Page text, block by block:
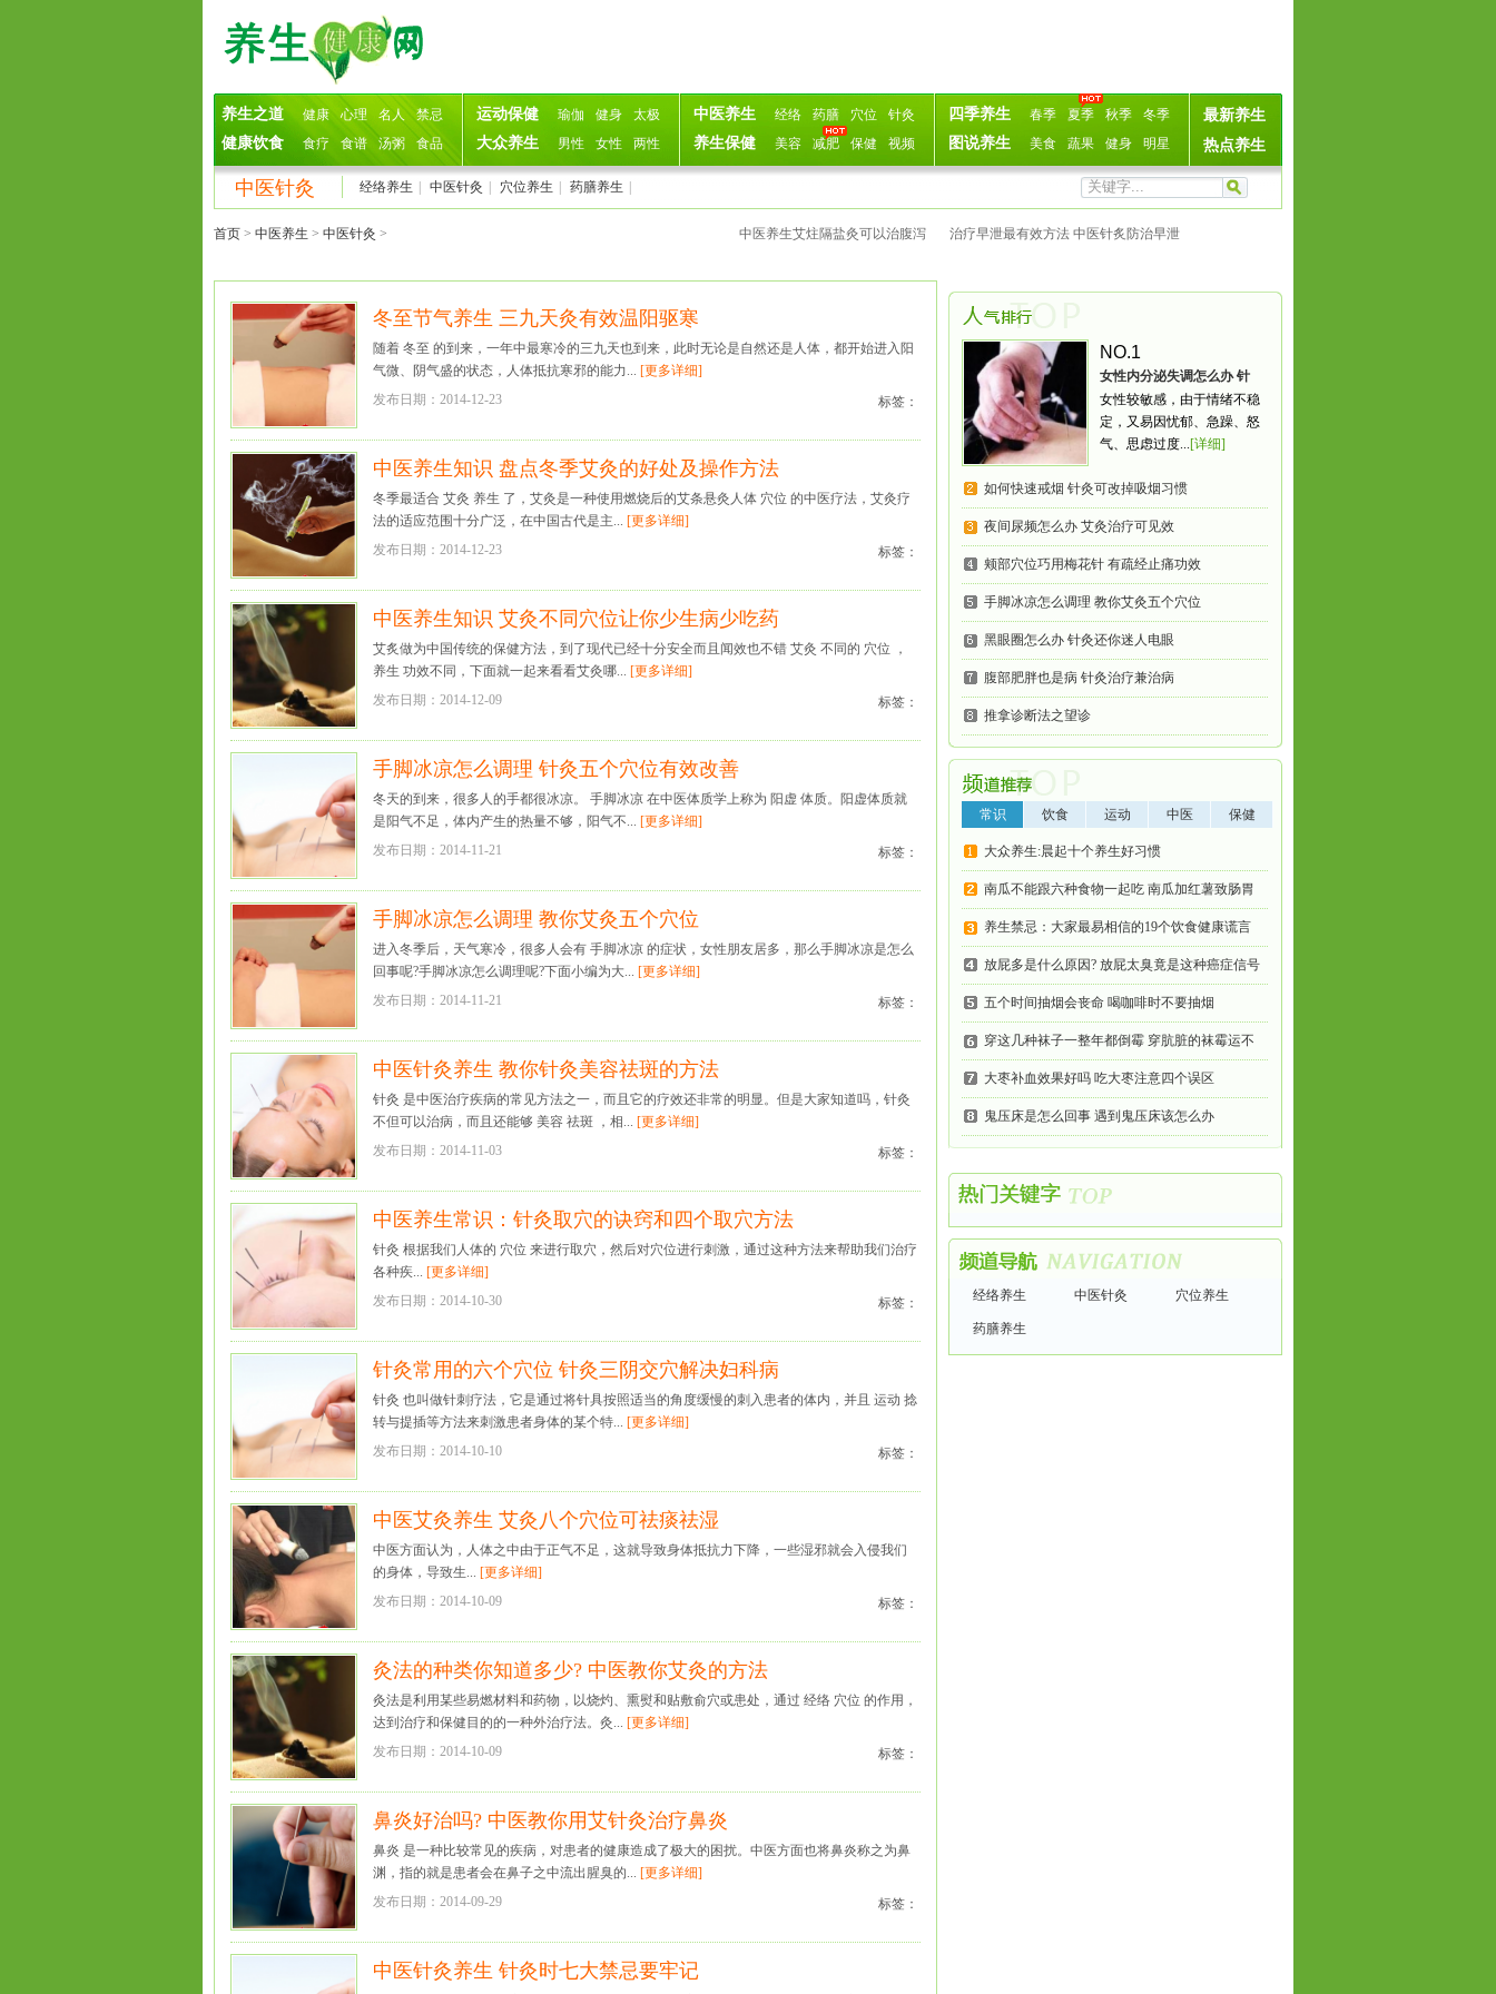
养生之道 健康 心理 名人 禁忌
健康饮食 食疗 食谱 汤粥 食品
运动保健 瑜伽 健身 太极
大众养生 男性 女性 两性
中医养生 经络 药膳 穴位 针灸
养生保健 美容 减肥 保健 视频
四季养生 春季 夏季 秋季 冬季
图说养生 美食 蔬果 健身 明星
最新养生
热点养生
中医针灸 经络养生 中医针灸 穴位养生 药膳养生
首页 > 中医养生 > 中医针灸 > 中医养生艾炷隔盐灸可以治腹泻 治疗早泄最有效方法 中医针炙防治早泄
冬至节气养生 三九天灸有效温阳驱寒
随着 冬至 的到来，一年中最寒冷的三九天也到来，此时无论是自然还是人体，都开始进入阳
气微、阴气盛的状态，人体抵抗寒邪的能力... [更多详细]
标签：
发布日期：2014-12-23
中医养生知识 盘点冬季艾灸的好处及操作方法
冬季最适合 艾灸 养生 了，艾灸是一种使用燃烧后的艾条悬灸人体 穴位 的中医疗法，艾灸疗
法的适应范围十分广泛，在中国古代是主... [更多详细]
标签：
发布日期：2014-12-23
中医养生知识 艾灸不同穴位让你少生病少吃药
艾炙做为中国传统的保健方法，到了现代已经十分安全而且闻效也不错 艾灸 不同的 穴位 ，
养生 功效不同，下面就一起来看看艾灸哪... [更多详细]
标签：
发布日期：2014-12-09
手脚冰凉怎么调理 针灸五个穴位有效改善
冬天的到来，很多人的手都很冰凉。 手脚冰凉 在中医体质学上称为 阳虚 体质。阳虚体质就
是阳气不足，体内产生的热量不够，阳气不... [更多详细]
标签：
发布日期：2014-11-21
手脚冰凉怎么调理 教你艾灸五个穴位
进入冬季后，天气寒冷，很多人会有 手脚冰凉 的症状，女性朋友居多，那么手脚冰凉是怎么
回事呢?手脚冰凉怎么调理呢?下面小编为大... [更多详细]
标签：
发布日期：2014-11-21
中医针灸养生 教你针灸美容祛斑的方法
针灸 是中医治疗疾病的常见方法之一，而且它的疗效还非常的明显。但是大家知道吗，针灸
不但可以治病，而且还能够 美容 祛斑 ，相... [更多详细]
标签：
发布日期：2014-11-03
中医养生常识：针灸取穴的诀窍和四个取穴方法
针灸 根据我们人体的 穴位 来进行取穴，然后对穴位进行刺激，通过这种方法来帮助我们治疗
各种疾... [更多详细]
标签：
发布日期：2014-10-30
针灸常用的六个穴位 针灸三阴交穴解决妇科病
针灸 也叫做针刺疗法，它是通过将针具按照适当的角度缓慢的刺入患者的体内，并且 运动 捻
转与提插等方法来刺激患者身体的某个特... [更多详细]
标签：
发布日期：2014-10-10
中医艾灸养生 艾灸八个穴位可祛痰祛湿
中医方面认为，人体之中由于正气不足，这就导致身体抵抗力下降，一些湿邪就会入侵我们
的身体，导致生... [更多详细]
标签：
发布日期：2014-10-09
灸法的种类你知道多少? 中医教你艾灸的方法
灸法是利用某些易燃材料和药物，以烧灼、熏熨和贴敷俞穴或患处，通过 经络 穴位 的作用，
达到治疗和保健目的的一种外治疗法。灸... [更多详细]
标签：
发布日期：2014-10-09
鼻炎好治吗? 中医教你用艾针灸治疗鼻炎
鼻炎 是一种比较常见的疾病，对患者的健康造成了极大的困扰。中医方面也将鼻炎称之为鼻
渊，指的就是患者会在鼻子之中流出腥臭的... [更多详细]
标签：
发布日期：2014-09-29
中医针灸养生 针灸时七大禁忌要牢记
NO.1
女性内分泌失调怎么办 针
灸六穴位有效调理
女性较敏感，由于情绪不稳
定，又易因忧郁、急躁、怒
气、思虑过度...[详细]
如何快速戒烟 针灸可改掉吸烟习惯
夜间尿频怎么办 艾灸治疗可见效
颊部穴位巧用梅花针 有疏经止痛功效
手脚冰凉怎么调理 教你艾灸五个穴位
黑眼圈怎么办 针灸还你迷人电眼
腹部肥胖也是病 针灸治疗兼治病
推拿诊断法之望诊
常识 饮食 运动 中医 保健
大众养生:晨起十个养生好习惯
南瓜不能跟六种食物一起吃 南瓜加红薯致肠胃
养生禁忌：大家最易相信的19个饮食健康谎言
放屁多是什么原因? 放屁太臭竟是这种癌症信号
五个时间抽烟会丧命 喝咖啡时不要抽烟
穿这几种袜子一整年都倒霉 穿肮脏的袜霉运不
大枣补血效果好吗 吃大枣注意四个误区
鬼压床是怎么回事 遇到鬼压床该怎么办
经络养生 中医针灸 穴位养生
药膳养生